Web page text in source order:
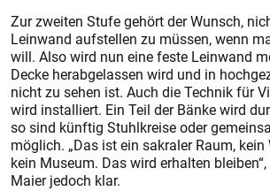
Zur zweiten Stufe gehört der Wunsch,
Leinwand aufstellen zu müssen, wenn
will. Also wird nun eine feste Leinwand
Decke herabgelassen wird und in
nicht zu sehen ist. Auch die Technik für
wird installiert. Ein Teil der Bänke wird
so sind künftig Stuhlkreise oder
möglich. „Das ist ein sakraler Raum,
kein Museum. Das wird erhalten
Maier jedoch klar.